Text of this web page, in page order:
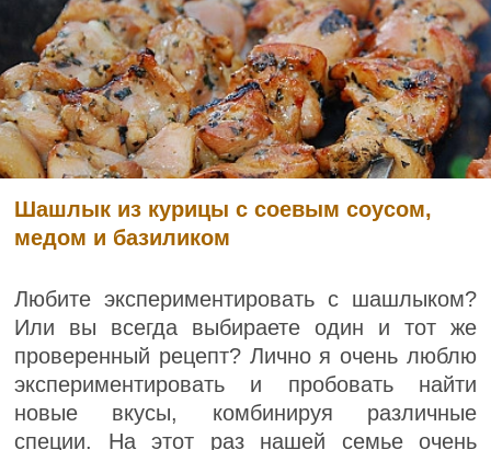
Шашлык из курицы с соевым соусом,
медом и базиликом
Любите экспериментировать с шашлыком?
Или вы всегда выбираете один и тот же
проверенный рецепт? Лично я очень люблю
экспериментировать и пробовать найти
новые вкусы, комбинируя различные
специи. На этот раз нашей семье очень